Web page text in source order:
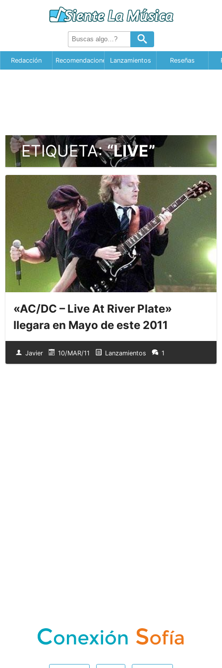
Redacción Recomendaciones Lanzamientos Reseñas
ETIQUETA:“LIVE”
«AC/DC – Live At River Plate»
llegara en Mayo de este 2011
Javier 10/MAR/11 Lanzamientos 1